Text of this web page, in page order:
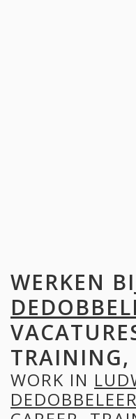
WERKEN
TRAINING,
WORK IN
DEDOBBELEER